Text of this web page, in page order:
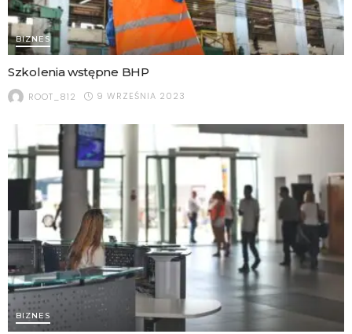
BIZNES
Szkolenia wstępne BHP
ROOT_812 9 WRZEŚNIA 2023
BIZNES